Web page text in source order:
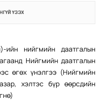
ҮЗЭХ
ийн нийгмийн даатгалын
Нийгмийн даатгалын
өгөх үнэлгээ (Нийгмийн
хэлтэс бүр өөрсдийн